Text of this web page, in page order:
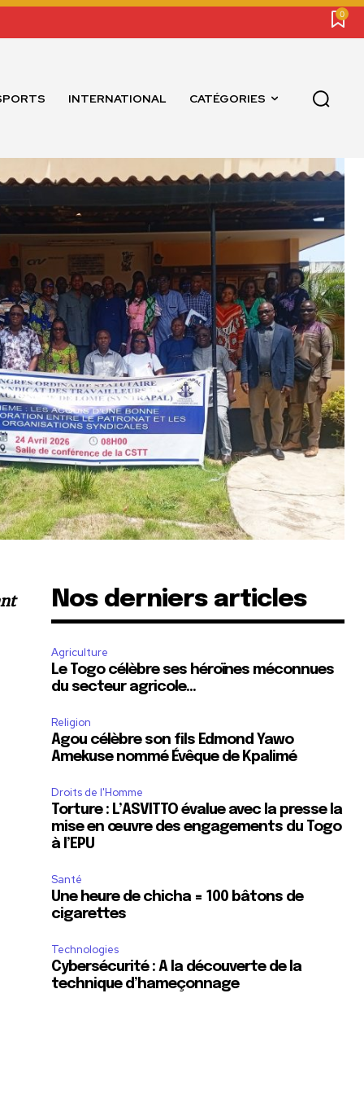
0
INTERNATIONAL CATÉGORIES
Nos derniers articles
Agriculture
Le Togo célèbre ses héroïnes méconnues
du secteur agricole…
Religion
Agou célèbre son fils Edmond Yawo
Amekuse nommé Évêque de Kpalimé
Droits de l'Homme
Torture : L’ASVITTO évalue avec la presse la
mise en œuvre des engagements du Togo
à l’EPU
Santé
Une heure de chicha = 100 bâtons de
cigarettes
Technologies
Cybersécurité : A la découverte de la
technique d’hameçonnage